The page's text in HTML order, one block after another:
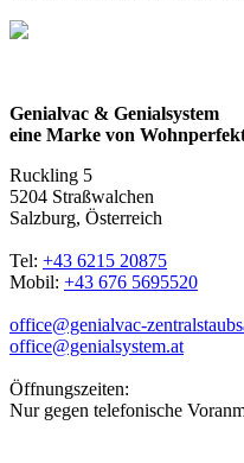
Genialvac & Genialsystem
eine Marke von
Ruckling 5
5204 Straßwalchen
Salzburg, Österreich
Tel: +43 6215 20875
Mobil: +43 676 5695520
office@genialvac-
office@genialsystem.at
Öffnungszeiten:
Nur gegen telefonische